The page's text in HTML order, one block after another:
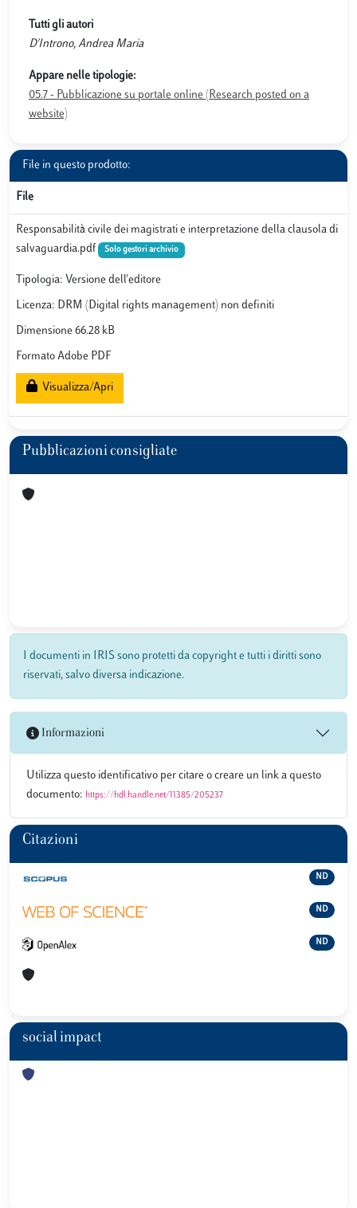
Tutti gli autori
D'Introno, Andrea Maria
Appare nelle tipologie:
05.7 - Pubblicazione su portale online (Research posted on a
website)
File in questo prodotto:
File
Responsabilità civile dei magistrati e interpretazione della clausola di
salvaguardia.pdf
Solo gestori archivio
Tipologia: Versione dell'editore
Licenza: DRM (Digital rights management) non definiti
Dimensione 66.28 kB
Formato Adobe PDF
Visualizza/Apri
Pubblicazioni consigliate
I documenti in IRIS sono protetti da copyright e tutti i diritti sono
riservati, salvo diversa indicazione.
Informazioni
Utilizza questo identificativo per citare o creare un link a questo
documento: https://hdl.handle.net/11385/205237
Citazioni
ND
ND
ND
social impact